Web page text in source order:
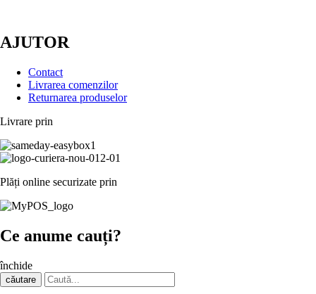
AJUTOR
Contact
Livrarea comenzilor
Returnarea produselor
Livrare prin
Plăți online securizate prin
Ce anume cauți?
închide
căutare